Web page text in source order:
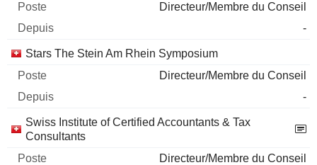
Directeur/Membre du Conseil
-
Stars The Stein Am Rhein Symposium
Directeur/Membre du Conseil
-
Swiss Institute of Certified Accountants & Tax
Consultants
Directeur/Membre du Conseil